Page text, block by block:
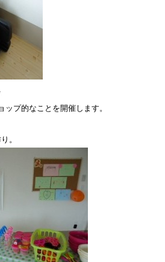
プ的なことを開催します。
。